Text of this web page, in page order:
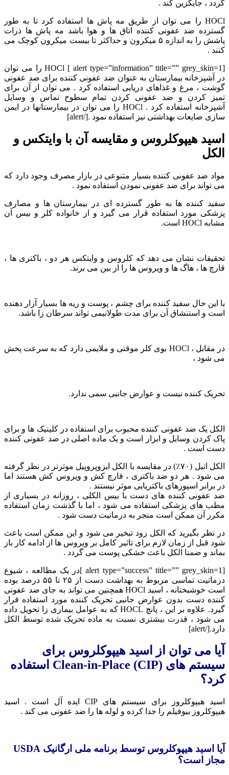
گردد ، جایگزین کند .
HOCl را می توان از طریق مه پاش ها استفاده کرد تا به طور
گسترده ضد عفونی کننده اتاق ها و هوا باشد مه پاش ها ذرات
پاشش را به اندازه ۵ میکرون و حداکثر تا بیست میکرون کوچک می
کنند .
[alert type=”information” title=”” grey_skin=1 ] HOCl را می توان
در آشپزخانه بیمارستان به عنوان ضد عفونی کننده برای ضد عفونی
گوشت ، مرغ و غذاهای دریایی استفاده کرد . می توان از آن برای
تمیز کردن و ضد عفونی کردن تمام سطوح تماس و وسایل
آشپزخانه استفاده کرد . HOCl را می توان در بیمارستانها در ایمن
سازی ضایعات بهداشتی نیز استفاده نمود .[/alert]
اسید هیپوکلروس و مقایسه آن با وایتکس و
الکل
مواد ضد عفونی کننده بسیار متنوعی در بازار مصرف وجود دارد که
می تواند برای ضد عفونی نمودن استفاده نمود .
سفید کننده ها به طور گسترده ای در بیمارستان ها و مصارف
پزشکی مورد استفاده قرار می گیرد و از خانواده کلر و بیس آن
مشابه HOCl است.
تحقیقات نشان می دهد که کلروس و وایتکس هر دو ، باکتری ها ،
قارچ ها ، هاگ ها و ویروس ها را از بین می برند.
با این حال سفید کننده برای چشم ، پوست و ریه ها بسیار آزار دهنده
است و استنشاق آن برای مدت طولانیمی تواند سرطان زا باشد.
در مقابل ، HOCl بوی کلر موقتی و ملایمی دارد که به سرعت پخش
می شود ،
تحریک کننده نیست و عوارض جانبی سمی ندارد.
الکل یک ضد عفونی کننده محبوب برای استفاده در کلینیک ها و برای
پاک کردن وسایل و ابزار است و یک ماده اصلی در ضد عفونی کننده
دست است .
الکل اتیل (۷۰٪) در مقایسه با الکل ایزوپروپیل موثرتر در نظر گرفته
می شود . هر دو ضد باکتری ، قارچ کش و ویروس کش هستند اما
در برابر اسپورهای باکتریایی موثر نیستند .
ضد عفونی کننده های دست با بیس الکلی ، روزانه در بسیاری از
مطب های پزشکی استفاده می شود ، اما با گذشت زمان استفاده
مکرر آن ممکن است منجر به درماتیت دست شود .
در نظر بگیرید که الکل زود تبخیر می شود و این ممکن است باعث
شود قبل از زمان لازم برای تاثیر کامل بر ویروس ها از ادامه کار باز
بماند و ضمنا الکل باعث خشکی پوست می گردد .
[alert type=”success” title=”” grey_skin=1 ]در یک مطالعه ، شیوع
درماتیت تماسی مربوط به بهداشت دست از ۲۵ تا ۵۵ درصد بوده
است خوشبختانه ، اسید HOCl همچنین می تواند به جای ضد عفونی
کننده دست بدون عوارض جانبی تحریک کننده مورد استفاده قرار
گیرد. علاوه بر این ، پانچ HOCL که به عوامل بیماری زا تحویل داده
می شود ، قدرت بیشتری نسبت به ماده تحریک شده توسط الکل
دارد.[/alert]
آیا می توان از اسید هیپوکلروس برای
سیستم های Clean-in-Place (CIP) استفاده
کرد؟
اسید هیپوکلروز برای سیستم های CIP ایده آل است . اسید
هیپوکلروز بیوفیلم را جدا کرده و لوله ها را ضد عفونی می کند .
آیا اسید هیپوکلروس توسط برنامه ملی ارگانیک USDA
مجاز است؟